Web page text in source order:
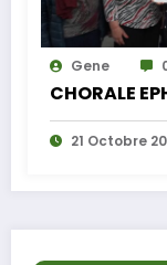
Gene
CHORALE
21 Octobre